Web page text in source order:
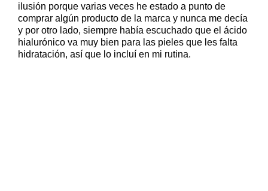
ilusión porque varias veces he estado a punto de
comprar algún producto de la marca y nunca me decía
y por otro lado, siempre había escuchado que el ácido
hialurónico va muy bien para las pieles que les falta
hidratación, así que lo incluí en mi rutina.